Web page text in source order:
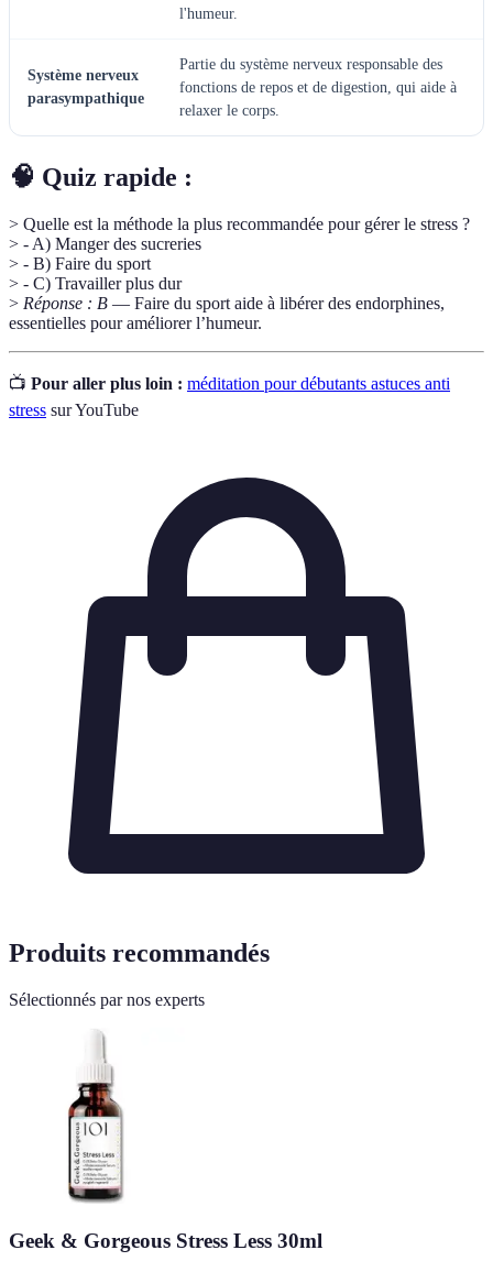
l'humeur.
Système nerveux
parasympathique
Partie du système nerveux responsable des
fonctions de repos et de digestion, qui aide à
relaxer le corps.
🧠 Quiz rapide :
> Quelle est la méthode la plus recommandée pour gérer le stress ?
> - A) Manger des sucreries
> - B) Faire du sport
> - C) Travailler plus dur
> Réponse : B — Faire du sport aide à libérer des endorphines,
essentielles pour améliorer l’humeur.
📺 Pour aller plus loin : méditation pour débutants astuces anti
stress sur YouTube
Produits recommandés
Sélectionnés par nos experts
Geek & Gorgeous Stress Less 30ml